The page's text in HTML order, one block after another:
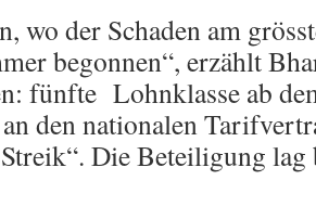
wo der Schaden am
begonnen“, erzählt
fünfte Lohnklasse ab
den nationalen
Streik“. Die Beteiligung